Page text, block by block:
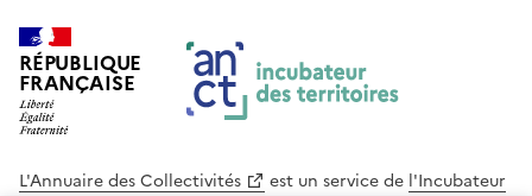
RÉPUBLIQUE
FRANÇAISE
L'Annuaire des Collectivités est un service de l'Incubateur